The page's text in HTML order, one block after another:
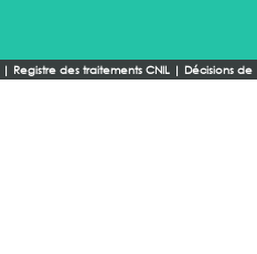
| Registre des traitements CNIL | Décisions de